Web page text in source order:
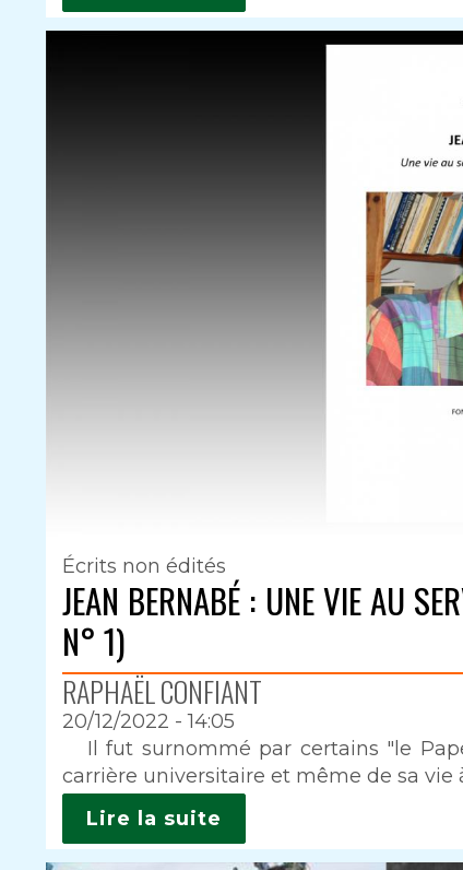
Écrits non édités
JEAN BERNABÉ : UNE VIE AU
N° 1)
RAPHAËL CONFIANT
20/12/2022 - 14:05
Intro
Il fut surnommé par certains "le
carrière universitaire et même de sa vie
Lire la suite